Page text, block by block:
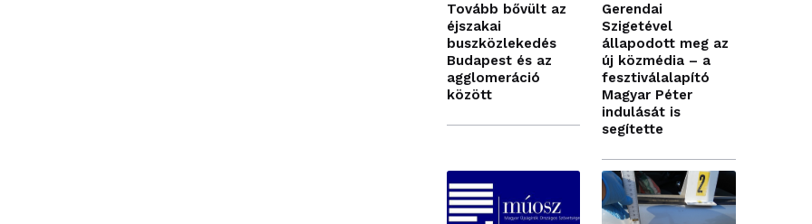
Tovább bővült az
éjszakai
buszközlekedés
Budapest és az
agglomeráció
között
Gerendai
Szigetével
állapodott meg az
új közmédia – a
fesztiválalapító
Magyar Péter
indulását is
segítette